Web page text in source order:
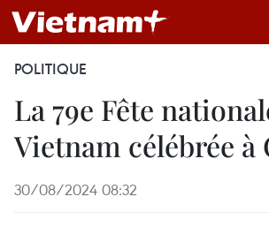
POLITIQUE
La 79e Fête
Vietnam célébrée à
30/08/2024 08:32